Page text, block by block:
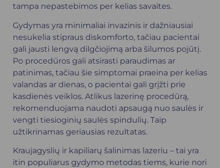
tampa nepastebimos per kelias savaites.
Gydymas yra minimaliai invazinis ir dažniausiai
nesukelia stipraus diskomforto, tačiau pacientai
gali jausti lengvą dilgčiojimą arba šilumos pojūtį.
Po procedūros gali atsirasti paraudimas ar
patinimas, tačiau šie simptomai praeina per kelias
valandas ar dienas, o pacientai gali grįžti prie
kasdienės veiklos. Atlikus lazerinę procedūrą,
rekomenduojama naudoti apsaugą nuo saulės ir
vengti tiesioginių saulės spindulių. Taip
užtikrinamas geriausias rezultatas.
Kraujagyslių ir kapiliarų šalinimas lazeriu – tai yra
itin populiarus gydymo metodas tiems, kurie nori